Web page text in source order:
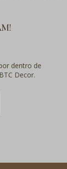
dentro de
Decor.